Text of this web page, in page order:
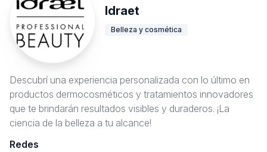
Idraet
Belleza y cosmética
Descubrí una experiencia personalizada con lo último en
productos dermocosméticos y tratamientos innovadores
que te brindarán resultados visibles y duraderos. ¡La
ciencia de la belleza a tu alcance!
Redes